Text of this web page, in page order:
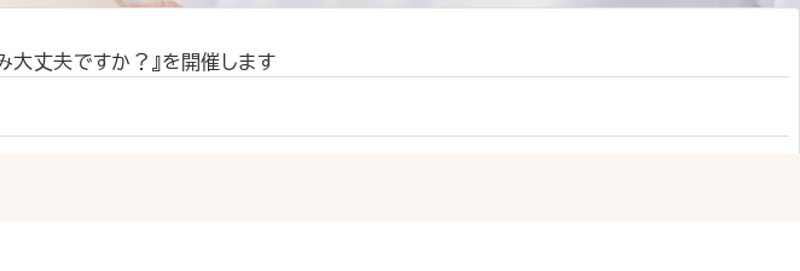
大丈夫ですか？』を開催します